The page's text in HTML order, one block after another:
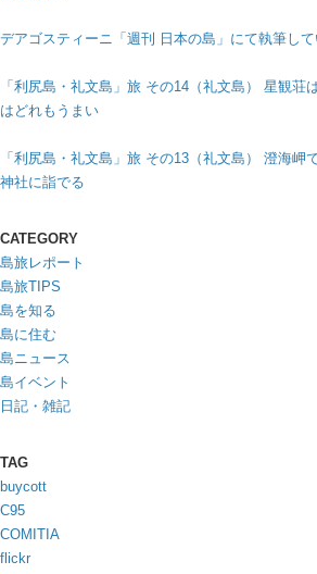
デアゴスティーニ「週刊 日本の島」にて執筆し
「利尻島・礼文島」旅 その14（礼文島） 星観荘
はどれもうまい
「利尻島・礼文島」旅 その13（礼文島） 澄海岬
神社に詣でる
CATEGORY
島旅レポート
島旅TIPS
島を知る
島に住む
島ニュース
島イベント
日記・雑記
TAG
buycott
C95
COMITIA
flickr